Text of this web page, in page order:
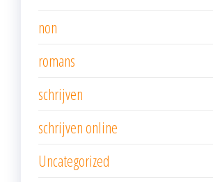
non
romans
schrijven
schrijven online
Uncategorized